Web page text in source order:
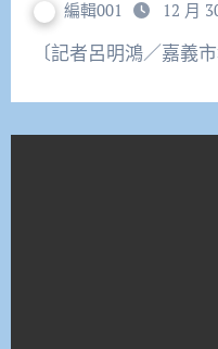
編輯001 12 月
〔記者呂明鴻／嘉